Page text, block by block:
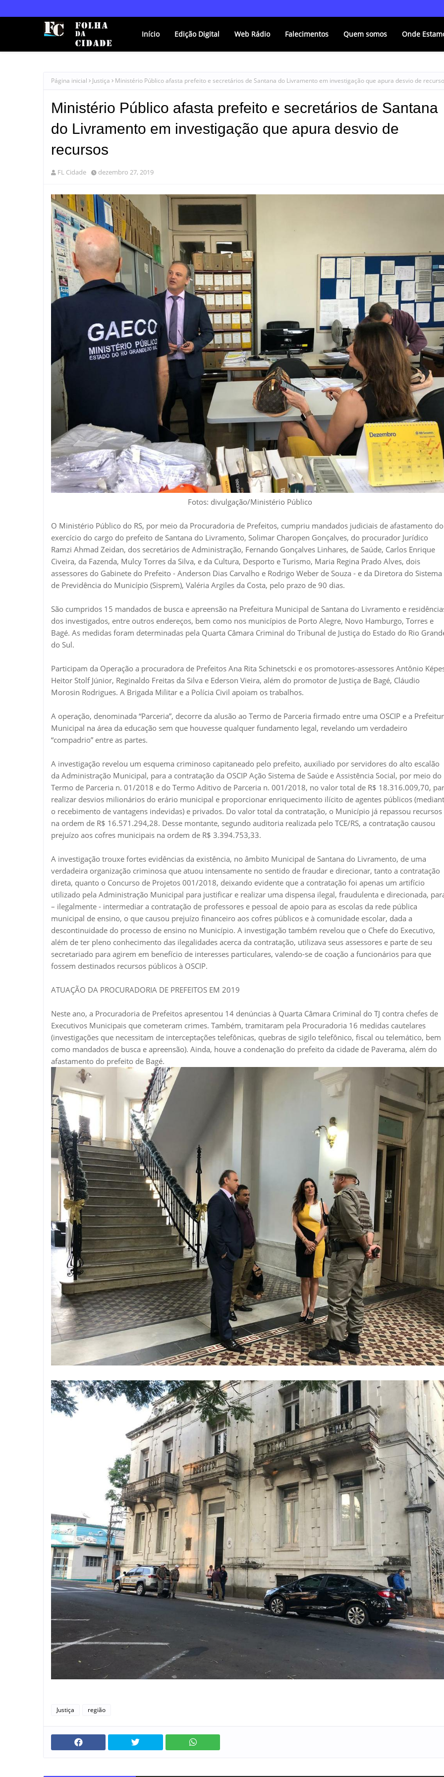
Início Edição Digital Web Rádio Falecimentos Quem somos Onde
Página inicial Justiça Ministério Público afasta prefeito e secretários de Santana do Livramento em investigação que apura desvio de
Ministério Público afasta prefeito e secretários de Santana
do Livramento em investigação que apura desvio de
recursos
FL Cidade dezembro 27, 2019
Fotos: divulgação/Ministério Público
O Ministério Público do RS, por meio da Procuradoria de Prefeitos, cumpriu mandados judiciais de afastamento do
exercício do cargo do prefeito de Santana do Livramento, Solimar Charopen Gonçalves, do procurador Jurídico
Ramzi Ahmad Zeidan, dos secretários de Administração, Fernando Gonçalves Linhares, de Saúde, Carlos Enrique
Civeira, da Fazenda, Mulcy Torres da Silva, e da Cultura, Desporto e Turismo, Maria Regina Prado Alves, dois
assessores do Gabinete do Prefeito - Anderson Dias Carvalho e Rodrigo Weber de Souza - e da Diretora do Sistema
de Previdência do Município (Sisprem), Valéria Argiles da Costa, pelo prazo de 90 dias.
São cumpridos 15 mandados de busca e apreensão na Prefeitura Municipal de Santana do Livramento e
dos investigados, entre outros endereços, bem como nos municípios de Porto Alegre, Novo Hamburgo, Torres e
Bagé. As medidas foram determinadas pela Quarta Câmara Criminal do Tribunal de Justiça do Estado do Rio
do Sul.
Participam da Operação a procuradora de Prefeitos Ana Rita Schinetscki e os promotores-assessores Antônio
Heitor Stolf Júnior, Reginaldo Freitas da Silva e Ederson Vieira, além do promotor de Justiça de Bagé, Cláudio
Morosin Rodrigues. A Brigada Militar e a Polícia Civil apoiam os trabalhos.
A operação, denominada “Parceria”, decorre da alusão ao Termo de Parceria firmado entre uma OSCIP e a
Municipal na área da educação sem que houvesse qualquer fundamento legal, revelando um verdadeiro
“compadrio” entre as partes.
A investigação revelou um esquema criminoso capitaneado pelo prefeito, auxiliado por servidores do alto escalão
da Administração Municipal, para a contratação da OSCIP Ação Sistema de Saúde e Assistência Social, por meio do
Termo de Parceria n. 01/2018 e do Termo Aditivo de Parceria n. 001/2018, no valor total de R$ 18.316.009,70,
realizar desvios milionários do erário municipal e proporcionar enriquecimento ilícito de agentes públicos
o recebimento de vantagens indevidas) e privados. Do valor total da contratação, o Município já repassou recursos
na ordem de R$ 16.571.294,28. Desse montante, segundo auditoria realizada pelo TCE/RS, a contratação causou
prejuízo aos cofres municipais na ordem de R$ 3.394.753,33.
A investigação trouxe fortes evidências da existência, no âmbito Municipal de Santana do Livramento, de uma
verdadeira organização criminosa que atuou intensamente no sentido de fraudar e direcionar, tanto a contratação
direta, quanto o Concurso de Projetos 001/2018, deixando evidente que a contratação foi apenas um artifício
utilizado pela Administração Municipal para justificar e realizar uma dispensa ilegal, fraudulenta e direcionada,
– ilegalmente - intermediar a contratação de professores e pessoal de apoio para as escolas da rede pública
municipal de ensino, o que causou prejuízo financeiro aos cofres públicos e à comunidade escolar, dada a
descontinuidade do processo de ensino no Município. A investigação também revelou que o Chefe do Executivo,
além de ter pleno conhecimento das ilegalidades acerca da contratação, utilizava seus assessores e parte de seu
secretariado para agirem em benefício de interesses particulares, valendo-se de coação a funcionários para que
fossem destinados recursos públicos à OSCIP.
ATUAÇÃO DA PROCURADORIA DE PREFEITOS EM 2019
Neste ano, a Procuradoria de Prefeitos apresentou 14 denúncias à Quarta Câmara Criminal do TJ contra chefes de
Executivos Municipais que cometeram crimes. Também, tramitaram pela Procuradoria 16 medidas cautelares
(investigações que necessitam de interceptações telefônicas, quebras de sigilo telefônico, fiscal ou telemático, bem
como mandados de busca e apreensão). Ainda, houve a condenação do prefeito da cidade de Paverama, além do
afastamento do prefeito de Bagé.
Justiça região